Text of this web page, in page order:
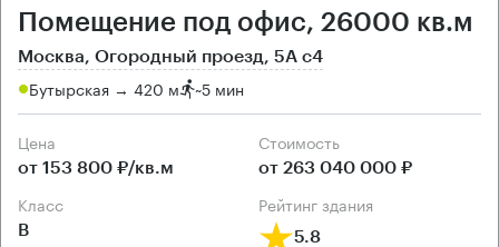
Помещение под офис, 26000 кв.м
Москва, Огородный проезд, 5А с4
Бутырская → 420 м ~5 мин
Цена
от 153 800 ₽/кв.м
Cтоимость
от 263 040 000 ₽
класс
B
рейтинг здания
5.8